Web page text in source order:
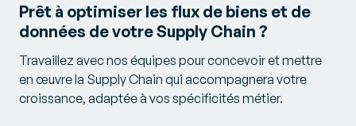
Prêt à optimiser les flux de biens et de
données de votre Supply Chain ?
Travaillez avec nos équipes pour concevoir et mettre
en œuvre la Supply Chain qui accompagnera votre
croissance, adaptée à vos spécificités métier.